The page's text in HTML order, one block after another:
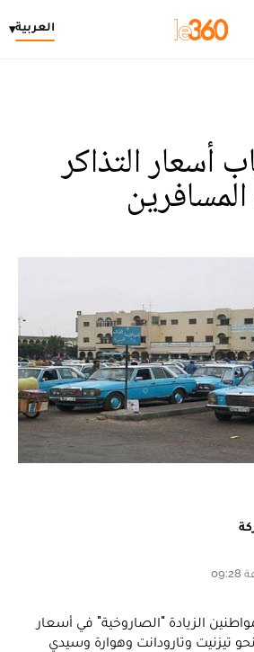
العربية▾
أسعار التذاكر
الزيادة "الصاروخية" في أسعار
تيزنيت وتارودانت وهوارة وسيدي